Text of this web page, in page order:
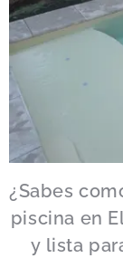
¿Sabes
piscina en
y lista